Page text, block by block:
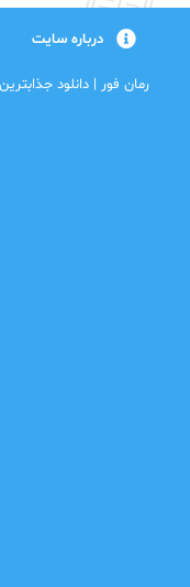
درباره سایت
رمان فور | دانلود